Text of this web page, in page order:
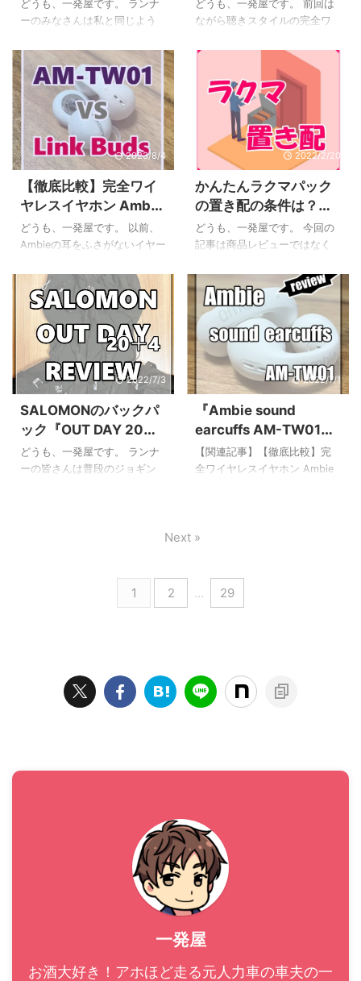
以下のことが分かりますよ。
特徴と機能 在宅ワークですぐ
に使える具体的な活用術7選 1
ヶ ...
ールリング18℃についてサイ
徹底的にレビューしていきた
いと思います。 SUOクールリ
ング18℃徹 ...
プが超オススメ！
どうも、一発屋です。 ランナ
ーのみなさんは私と同じよう
ているという人も多いと思い
ますが、どんなイヤホンを使
っているでしょうか。 有線タ
イプのイヤホンはランニング
時にはやや線が邪魔になるこ
とがありますし、ワイヤレス
でも耳の穴を完全にふさぐタ
イプだと耳が痛くなったり外
の音が聴こえなくて危ないと
いったことがあると思いま
す。 私も長年のランニングで
色々なイヤホンを試してきた
いる『耳をふさがない』タイ
プの完全ワイヤレスイヤホン
を買ってみたのですがこれが
大当たり。 ...
Buds』の超徹底レビュ
どうも、一発屋です。 前回は
ながら聴きスタイルの完全ワ
soundearcuffs AM-TW01と
SONY Link Buds WF-L900の
比較記事を書きました。 本
来、単体でのレビュー記事を
書く予定だったのですが、先
に比較記事をリリースしてし
まったので順序は前後します
が、今回の記事ではSONY
Link Buds WF-L900単体のレ
ビュー(スペックや音漏れの仕
方など)を書いていきたいと思
います。 SONY Link Buds(リ
こからは ...
2023/8/4
【徹底比較】完全ワイ
ヤレスイヤホン Ambie
AM-TW01 と SONY
Link Buds(リンクバッ
どうも、一発屋です。 以前、
Ambieの耳をふさがないイヤー
イヤホン『AM-TW01』を購入
し、レビュー記事を書いたこ
とがありました。 とても使い
心地がよくて満足しているの
ですが、このたびSONYからも
耳を完全にふさがないタイプ
の完全ワイヤレスイヤホン
『Link Buds(リンクバッズ)』
が発売されました。 こういう
新しいものを見るとすぐに飛
びつきたくなる性分なもの
の、さすがに似たようなもの
2022/2/20
かんたんラクマパック
の置き配の条件は？ヤ
マト運輸で使える？実
際に試してみた！
どうも、一発屋です。 今回の
記事は商品レビューではなく
す。 つい最近楽天のラクマの
かんたんラクマパックでつい
に『置き配』が登場したんで
すよね。 アマゾンなんかでは
もはや当たり前の置き配です
が、意外にもフリマアプリで
は結構珍しく、メルカリでも
まだ対応していなかったりし
ます。 (※)メルカリでは出品者
がらくらくメルカリ便で商品
(ネコポス以外のサイズ)を発送
した場合、ヤマト運輸より
能です(アプリ内で設定は現時
2022/7/3
SALOMONのバックパ
ック『OUT DAY 20＋
4』の超徹底レビュー！
トレランや通勤ランに
どうも、一発屋です。 ランナ
ーの皆さんは普段のジョギン
とかなり便利なものですよ
だったりするのと、ランニン
グの後スーパーで食材などを
たバック ...
2022/7/1
『Ambie sound
earcuffs AM-TW01』
耳に挟む完全ワイヤレ
スイヤホンの超徹底レ
【関連記事】【徹底比較】完
全ワイヤレスイヤホン Ambie
いぶ更新の期間が開いていま
ングが趣味ということもあ
てきた歴代イヤホン達は、 有
線防水イヤホン 有線防水ワイ
1 2 … 29
Next »
一発屋
お酒大好き！アホほど走る元人力車の車夫の一